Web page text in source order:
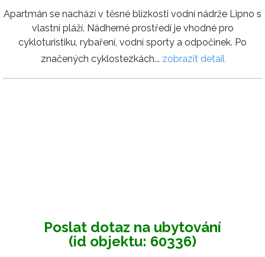
Apartmán se nachází v těsné blízkosti vodní nádrže Lipno s
vlastní pláží. Nádherné prostředí je vhodné pro
cykloturistiku, rybaření, vodní sporty a odpočinek. Po
značených cyklostezkách... zobrazit detail
Poslat dotaz na ubytování
(id objektu: 60336)